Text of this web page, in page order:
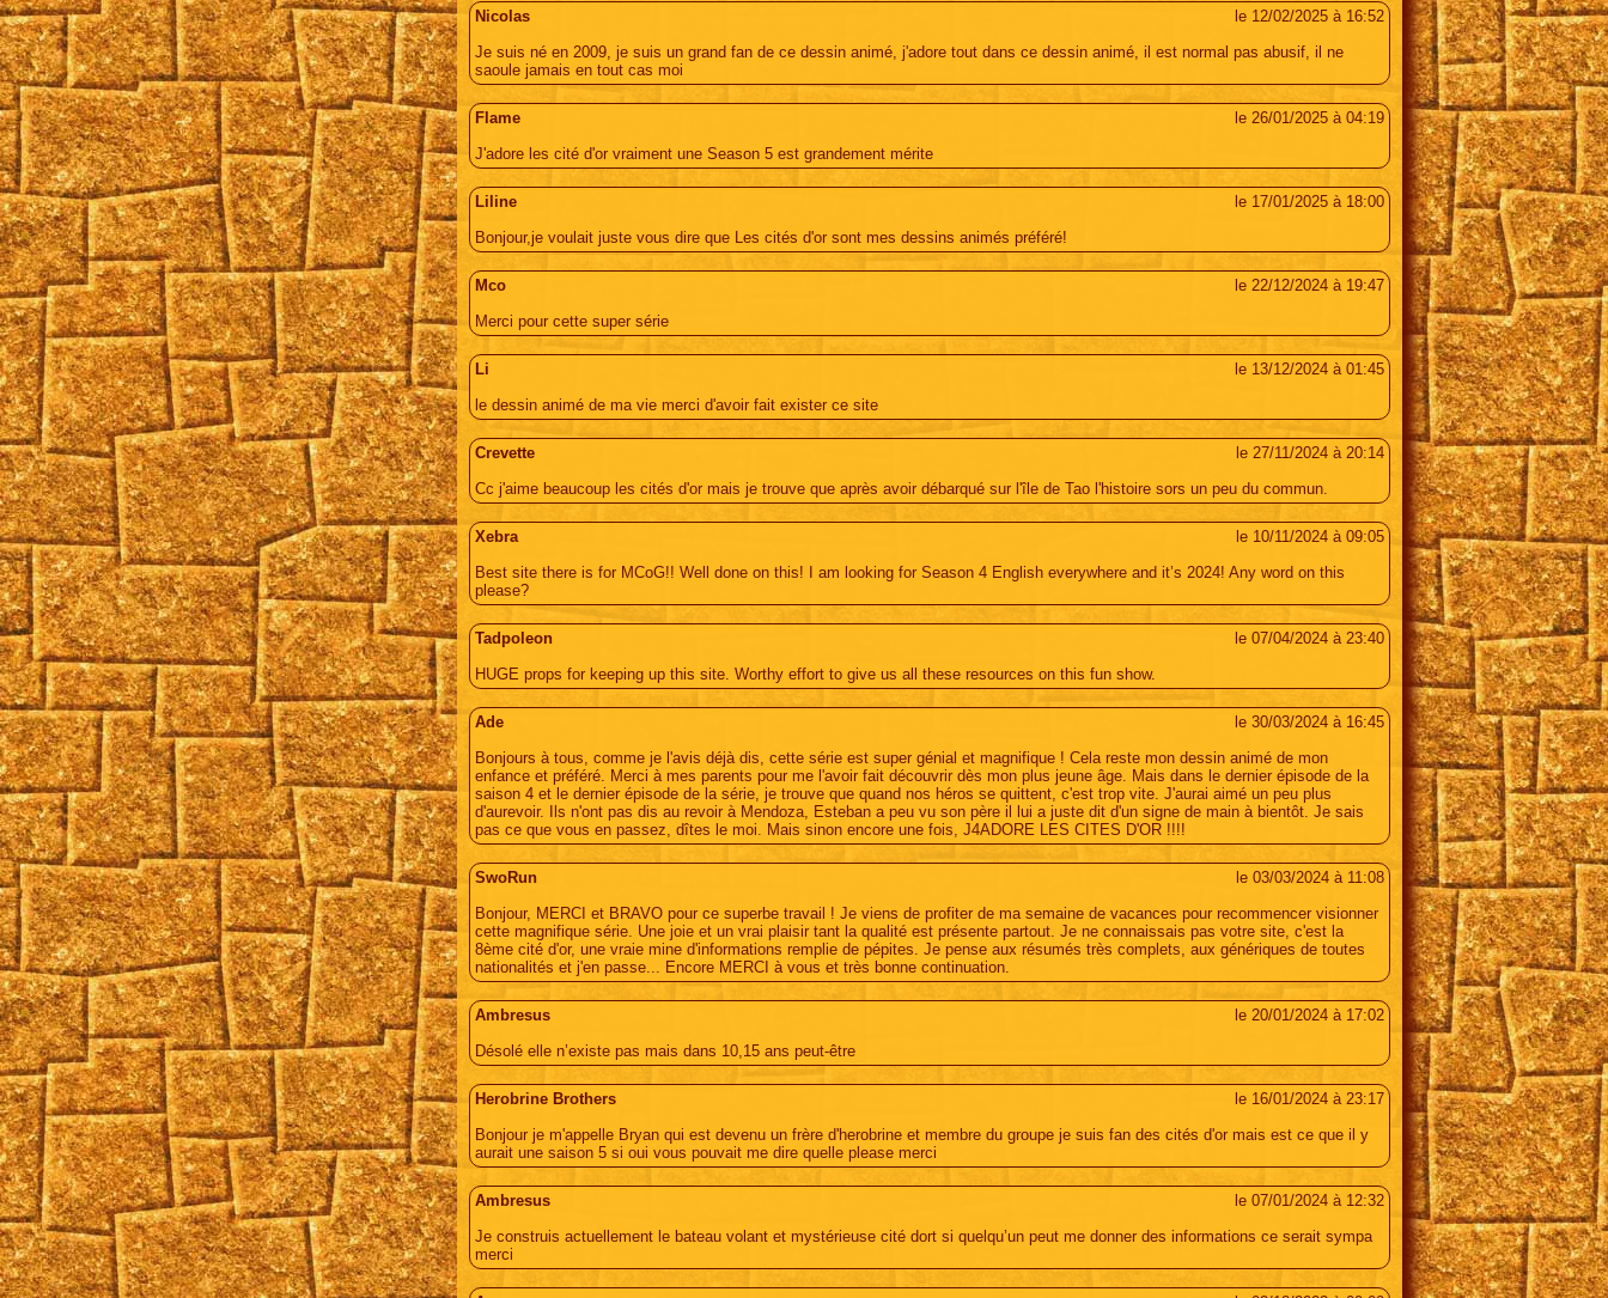
le 12/02/2025 à 16:52
Nicolas
Je suis né en 2009, je suis un grand fan de ce dessin animé, j'adore tout dans ce dessin animé, il est normal pas abusif, il ne
saoule jamais en tout cas moi
le 26/01/2025 à 04:19
Flame
J'adore les cité d'or vraiment une Season 5 est grandement mérite
le 17/01/2025 à 18:00
Liline
Bonjour,je voulait juste vous dire que Les cités d'or sont mes dessins animés préféré!
le 22/12/2024 à 19:47
Mco
Merci pour cette super série
le 13/12/2024 à 01:45
Li
le dessin animé de ma vie merci d'avoir fait exister ce site
le 27/11/2024 à 20:14
Crevette
Cc j'aime beaucoup les cités d'or mais je trouve que après avoir débarqué sur l'île de Tao l'histoire sors un peu du commun.
le 10/11/2024 à 09:05
Xebra
Best site there is for MCoG!! Well done on this! I am looking for Season 4 English everywhere and it’s 2024! Any word on this
please?
le 07/04/2024 à 23:40
Tadpoleon
HUGE props for keeping up this site. Worthy effort to give us all these resources on this fun show.
le 30/03/2024 à 16:45
Ade
Bonjours à tous, comme je l'avis déjà dis, cette série est super génial et magnifique ! Cela reste mon dessin animé de mon
enfance et préféré. Merci à mes parents pour me l'avoir fait découvrir dès mon plus jeune âge. Mais dans le dernier épisode de la
saison 4 et le dernier épisode de la série, je trouve que quand nos héros se quittent, c'est trop vite. J'aurai aimé un peu plus
d'aurevoir. Ils n'ont pas dis au revoir à Mendoza, Esteban a peu vu son père il lui a juste dit d'un signe de main à bientôt. Je sais
pas ce que vous en passez, dîtes le moi. Mais sinon encore une fois, J4ADORE LES CITES D'OR !!!!
le 03/03/2024 à 11:08
SwoRun
Bonjour, MERCI et BRAVO pour ce superbe travail ! Je viens de profiter de ma semaine de vacances pour recommencer visionner
cette magnifique série. Une joie et un vrai plaisir tant la qualité est présente partout. Je ne connaissais pas votre site, c'est la
8ème cité d'or, une vraie mine d'informations remplie de pépites. Je pense aux résumés très complets, aux génériques de toutes
nationalités et j'en passe... Encore MERCI à vous et très bonne continuation.
le 20/01/2024 à 17:02
Ambresus
Désolé elle n’existe pas mais dans 10,15 ans peut-être
le 16/01/2024 à 23:17
Herobrine Brothers
Bonjour je m'appelle Bryan qui est devenu un frère d'herobrine et membre du groupe je suis fan des cités d'or mais est ce que il y
aurait une saison 5 si oui vous pouvait me dire quelle please merci
le 07/01/2024 à 12:32
Ambresus
Je construis actuellement le bateau volant et mystérieuse cité dort si quelqu’un peut me donner des informations ce serait sympa
merci